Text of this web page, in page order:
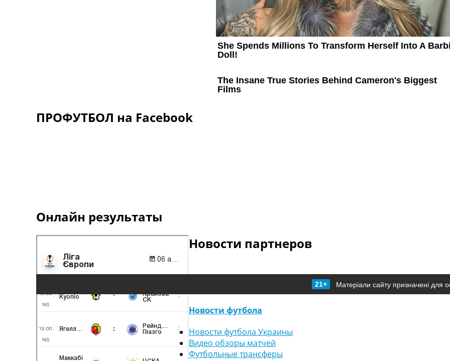
ПРОФУТБОЛ на Facebook
Онлайн результаты
Новости партнеров
21+ Матеріали сайту призначені для
Новости футбола
Новости футбола Украины
Видео обзоры матчей
Футбольные трансферы